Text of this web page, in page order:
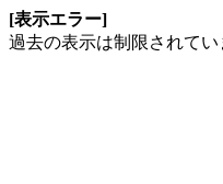
[表示エラー]
過去の表示は制限されて